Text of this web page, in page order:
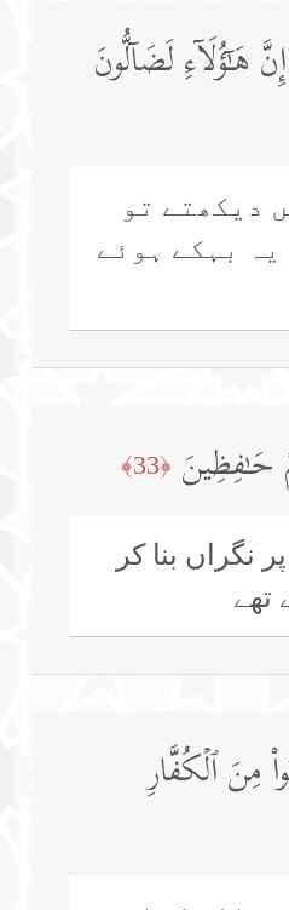
هَـٰۤؤُلَاۤءِ لَضَاۤلُّونَ
دیکھتے تو
بہکے ہوئے
حَـٰفِظِینَ ﴿33﴾
نگراں بنا کر
تھے
مِنَ ٱلۡكُفَّارِ